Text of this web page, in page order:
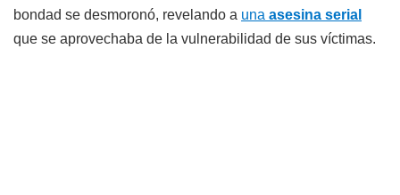
bondad se desmoronó, revelando a una asesina serial
que se aprovechaba de la vulnerabilidad de sus víctimas.